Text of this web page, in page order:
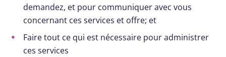
demandez, et pour communiquer avec vous
concernant ces services et offre; et
Faire tout ce qui est nécessaire pour administrer
ces services